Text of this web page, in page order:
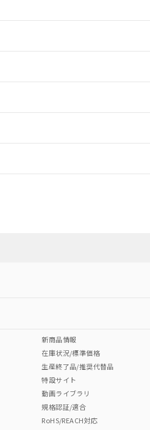
Cr(VI)
新商品情報
在庫状況/標準価格
生産終了品/推奨代替品
特設サイト
動画ライブラリ
規格認証/適合
RoHS/REACH対応